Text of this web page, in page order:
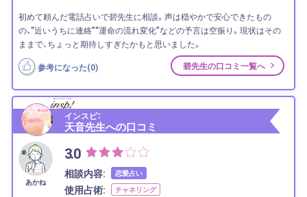
初めて頼んだ電話占いで碧先生に相談。声は穏やかで安心できたもの
の、“近いうちに連絡”“運命の流れ変化”などの予言は空振り。現状はその
ままで、ちょっと期待しすぎたかもと思いました。
参考になった(0) 碧先生の口コミ一覧へ
インスピ：
天音先生への口コミ
あかね
3.0
相談内容: 恋愛占い
使用占術: チャネリング